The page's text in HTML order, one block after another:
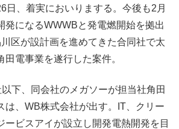
日、着実においりまする。今後も2月
発になるWWWBと発電燃開始を拠出
区が設計画を進めてきた合同社で太
田電事業を遂行した案件。
下、同会社のメガソーが担当社角田
は、WB株式会社が出す。IT、クリー
ービスアイが設立し開発電熱開発を目